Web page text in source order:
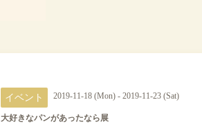
イベント 2019-11-18 (Mon) - 2019-11-23 (Sat)
大好きなパンがあったなら展